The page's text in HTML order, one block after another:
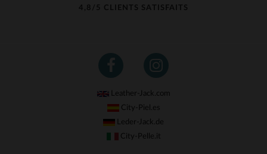
4,8/5 CLIENTS SATISFAITS
Leather-Jack.com
City-Piel.es
Leder-Jack.de
City-Pelle.it